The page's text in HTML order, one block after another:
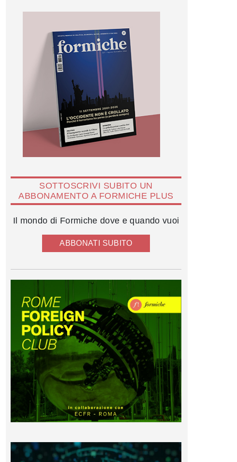
SOTTOSCRIVI SUBITO UN
ABBONAMENTO A FORMICHE PLUS
Il mondo di Formiche dove e quando vuoi
ABBONATI SUBITO